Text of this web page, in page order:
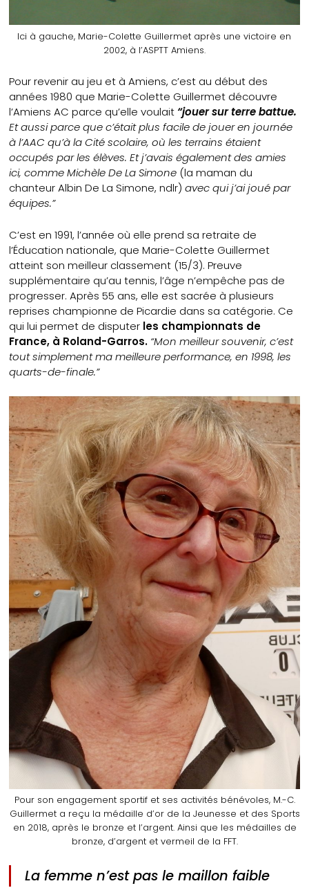
Ici à gauche, Marie-Colette Guillermet après une victoire en
2002, à l’ASPTT Amiens.
Pour revenir au jeu et à Amiens, c’est au début des
années 1980 que Marie-Colette Guillermet découvre
l’Amiens AC parce qu’elle voulait “jouer sur terre battue.
Et aussi parce que c’était plus facile de jouer en journée
à l’AAC qu’à la Cité scolaire, où les terrains étaient
occupés par les élèves. Et j’avais également des amies
ici, comme Michèle De La Simone (la maman du
chanteur Albin De La Simone, ndlr)avec qui j’ai joué par
équipes.”
C’est en 1991, l’année où elle prend sa retraite de
l’Éducation nationale, que Marie-Colette Guillermet
atteint son meilleur classement (15/3). Preuve
supplémentaire qu’au tennis, l’âge n’empêche pas de
progresser. Après 55 ans, elle est sacrée à plusieurs
reprises championne de Picardie dans sa catégorie. Ce
qui lui permet de disputer les championnats de
France, à Roland-Garros. “Mon meilleur souvenir, c’est
tout simplement ma meilleure performance, en 1998, les
quarts-de-finale.”
Pour son engagement sportif et ses activités bénévoles, M.-C.
Guillermet a reçu la médaille d’or de la Jeunesse et des Sports
en 2018, après le bronze et l’argent. Ainsi que les médailles de
bronze, d’argent et vermeil de la FFT.
La femme n’est pas le maillon faible